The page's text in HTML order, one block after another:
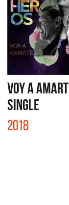
VOY A
SINGLE
2018